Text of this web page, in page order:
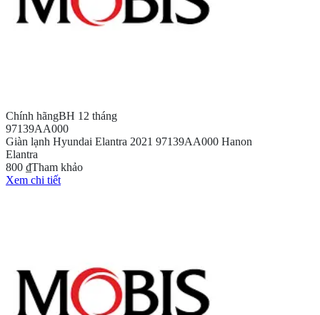
Chính hãngBH 12 tháng
97139AA000
Giàn lạnh Hyundai Elantra 2021 97139AA000 Hanon
Elantra
800 ₫Tham khảo
Xem chi tiết